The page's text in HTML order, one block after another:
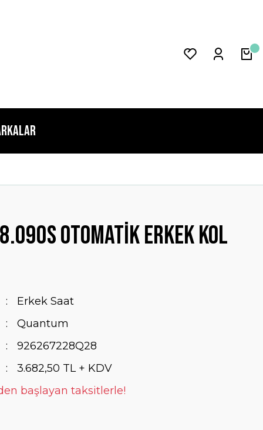
Otomatik Erkek Kol
Erkek Saat
Quantum
926267228Q28
3.682,50 TL + KDV
başlayan taksitlerle!